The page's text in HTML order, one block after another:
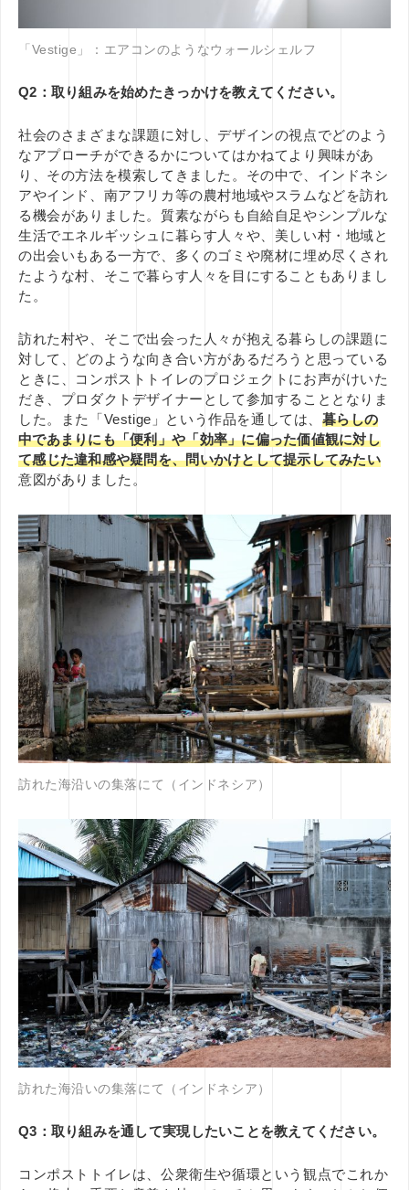
「Vestige」：エアコンのようなウォールシェルフ
Q2：取り組みを始めたきっかけを教えてください。
社会のさまざまな課題に対し、デザインの視点でどのよう
なアプローチができるかについてはかねてより興味があ
り、その方法を模索してきました。その中で、インドネシ
アやインド、南アフリカ等の農村地域やスラムなどを訪れ
る機会がありました。質素ながらも自給自足やシンプルな
生活でエネルギッシュに暮らす人々や、美しい村・地域と
の出会いもある一方で、多くのゴミや廃材に埋め尽くされ
たような村、そこで暮らす人々を目にすることもありまし
た。
訪れた村や、そこで出会った人々が抱える暮らしの課題に
対して、どのような向き合い方があるだろうと思っている
ときに、コンポストトイレのプロジェクトにお声がけいた
だき、プロダクトデザイナーとして参加することとなりま
した。また
「Vestige」という作品を通して は、暮らしの
中であまりにも「便利」や「効率」に偏った価値観に対し
て感じた違和感や疑問を、問いかけとして提示してみたい
意図がありました。
訪れた海沿いの集落にて（インドネシア）
訪れた海沿いの集落にて（インドネシア）
Q3：取り組みを通して実現したいことを教えてください。
コンポストトイレは、公衆衛生や循環という観点でこれか